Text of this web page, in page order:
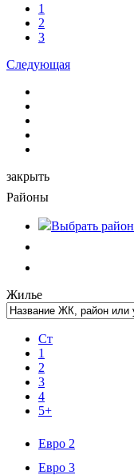
1
2
3
Следующая
закрыть
Районы
Выбрать район
Жилье
Ст
1
2
3
4
5+
Евро 2
Евро 3